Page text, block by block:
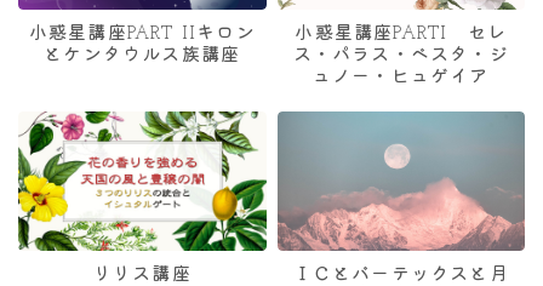
小惑星講座PART IIキロン
とケンタウルス族講座
小惑星講座PARTI セレ
ス・パラス・ベスタ・ジ
ュノー・ヒュゲイア
リリス講座
ＩＣとバーテックスと月